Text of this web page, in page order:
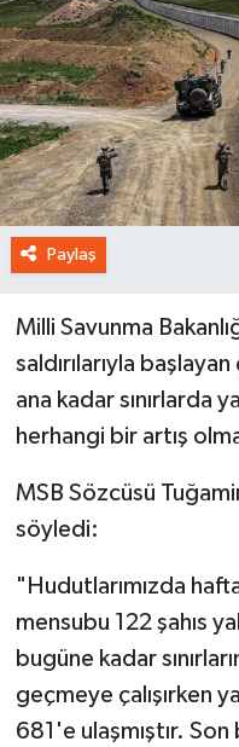
Paylaş
Milli Savunma
saldırılarıyla
ana kadar sınırlarda
herhangi bir artış
MSB Sözcüsü
söyledi:
"Hudutlarımızda
mensubu 122 şahıs
bugüne kadar
geçmeye çalışırken
681'e ulaşmıştır.